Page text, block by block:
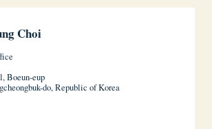
Choi
Boeun-eup
do, Republic of Korea